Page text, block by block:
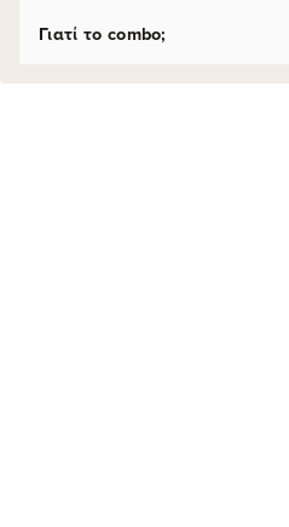
Γιατί το combo;